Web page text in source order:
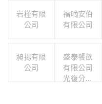
岩槿有限
公司
福嘀安伯
有限公司
昶揚有限
公司
盛泰餐飲
有限公司
光復分公